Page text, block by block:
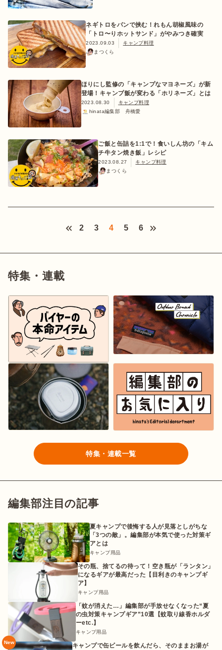
ネギトロをパンで挟む！れもん胡椒風味の
「トロ〜りホットサンド」がやみつき確実
2023.09.03
キャンプ料理
まつくら
ほりにし監修の「キャンプなマヨネーズ」が新
登場！キャンプ飯が変わる「ホリネーズ」とは
2023.08.30
キャンプ料理
hinata編集部 舟橋愛
ご飯と缶詰を1:1で！食いしん坊の「キム
チ牛タン焼き飯」レシピ
2023.08.27
キャンプ料理
まつくら
2 3 4 5 6
特集・連載
特集・連載一覧
編集部注目の記事
夏キャンプで後悔する人が見落としがちな
「3つの敵」。編集部が本気で使った対策ギ
アとは
キャンプ用品
その瓶、捨てるの待って！空き瓶が「ランタン」
になるギアが最高だった【目利きのキャンプギ
ア】
キャンプ用品
「蚊が消えた…」編集部が手放せなくなった“夏
の虫対策キャンプギア”10選【蚊取り線香ホルダ
ーetc.】
キャンプ用品
New
キャンプで缶ビールを飲んだら、そのままお湯が